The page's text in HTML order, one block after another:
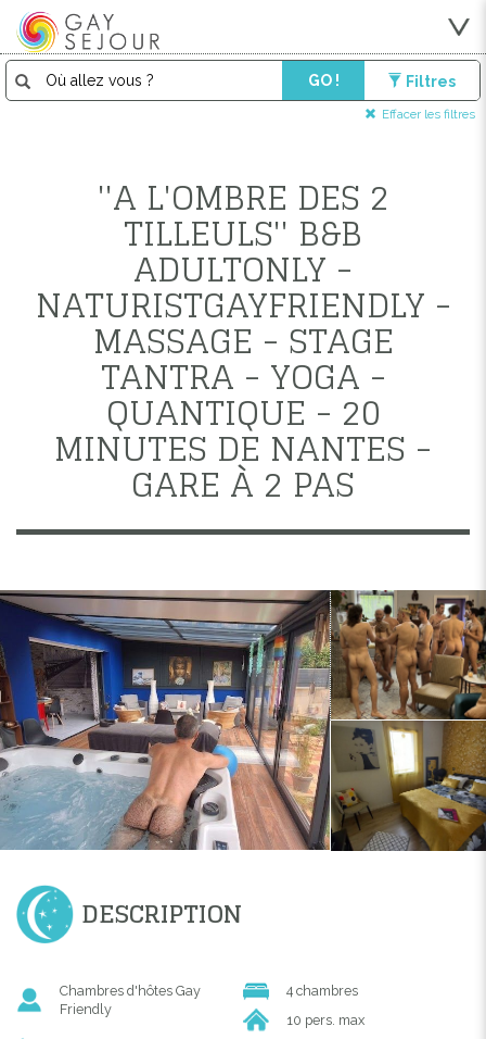
GO ! Filtres
Effacer les filtres
''A L'OMBRE DES 2
TILLEULS'' B&B
ADULTONLY -
NATURISTGAYFRIENDLY -
MASSAGE - STAGE
TANTRA - YOGA -
QUANTIQUE - 20
MINUTES DE NANTES -
GARE À 2 PAS
DESCRIPTION
Chambres d'hôtes Gay
Friendly
4 chambres
10 pers. max